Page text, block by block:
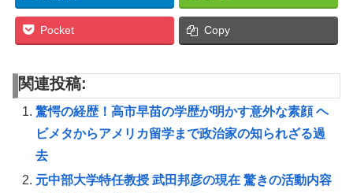
Pocket Copy
関連投稿:
驚愕の経歴！高市早苗の学歴が明かす意外な素顔 ヘ
ビメタからアメリカ留学まで政治家の知られざる過
去
元中部大学特任教授 武田邦彦の現在 驚きの活動内容